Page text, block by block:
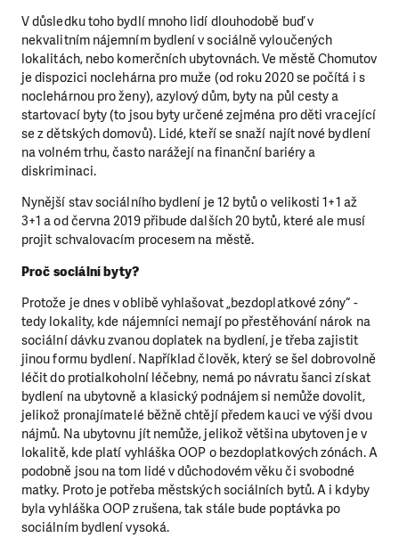
V důsledku toho bydlí mnoho lidí dlouhodobě buď v
nekvalitním nájemním bydlení v sociálně vyloučených
lokalitách, nebo komerčních ubytovnách. Ve městě Chomutov
je dispozici noclehárna pro muže (od roku 2020 se počítá i s
noclehárnou pro ženy), azylový dům, byty na půl cesty a
startovací byty (to jsou byty určené zejména pro děti vracející
se z dětských domovů). Lidé, kteří se snaží najít nové bydlení
na volném trhu, často narážejí na finanční bariéry a
diskriminaci.
Nynější stav sociálního bydlení je 12 bytů o velikosti 1+1 až
3+1 a od června 2019 přibude dalších 20 bytů, které ale musí
projit schvalovacím procesem na městě.
Proč sociální byty?
Protože je dnes v oblibě vyhlašovat „bezdoplatkové zóny“ -
tedy lokality, kde nájemníci nemají po přestěhování nárok na
sociální dávku zvanou doplatek na bydlení, je třeba zajistit
jinou formu bydlení. Například člověk, který se šel dobrovolně
léčit do protialkoholní léčebny, nemá po návratu šanci získat
bydlení na ubytovně a klasický podnájem si nemůže dovolit,
jelikož pronajímatelé běžně chtějí předem kauci ve výši dvou
nájmů. Na ubytovnu jít nemůže, jelikož většina ubytoven je v
lokalitě, kde platí vyhláška OOP o bezdoplatkových zónách. A
podobně jsou na tom lidé v důchodovém věku či svobodné
matky. Proto je potřeba městských sociálních bytů. A i kdyby
byla vyhláška OOP zrušena, tak stále bude poptávka po
sociálním bydlení vysoká.